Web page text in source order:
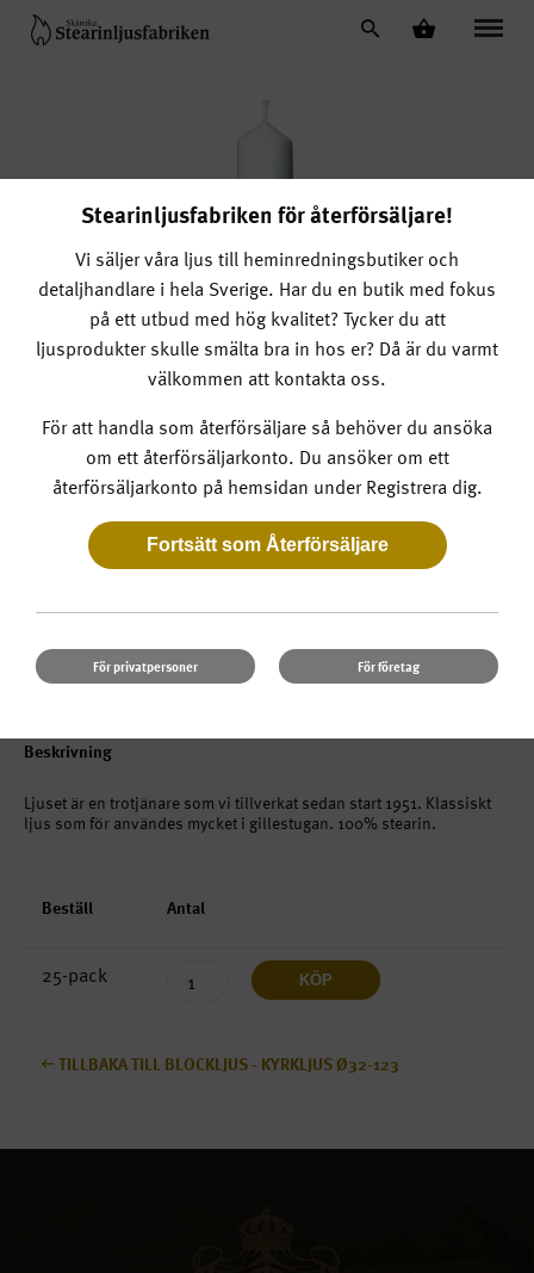
Blockljus 50 x 200
Artnr. 50200
Fot:
Klackar
Form:
Rak
Beskrivning
Ljuset är en trotjänare som vi tillverkat sedan start 1951. Klassiskt
ljus som för användes mycket i gillestugan. 100% stearin.
Beställ Antal
25-pack KÖP
TILLBAKA TILL BLOCKLJUS - KYRKLJUS Ø32-123
Stearinljusfabriken för återförsäljare!
Vi säljer våra ljus till heminredningsbutiker och
detaljhandlare i hela Sverige. Har du en butik med fokus
på ett utbud med hög kvalitet? Tycker du att
ljusprodukter skulle smälta bra in hos er? Då är du varmt
välkommen att kontakta oss.
För att handla som återförsäljare så behöver du ansöka
om ett återförsäljarkonto. Du ansöker om ett
återförsäljarkonto på hemsidan under Registrera dig.
För privatpersoner För företag